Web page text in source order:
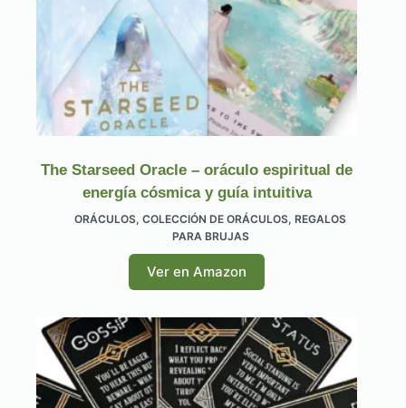
The Starseed Oracle – oráculo espiritual de
energía cósmica y guía intuitiva
ORÁCULOS,COLECCIÓN DE ORÁCULOS,REGALOS
PARA BRUJAS
Ver en Amazon